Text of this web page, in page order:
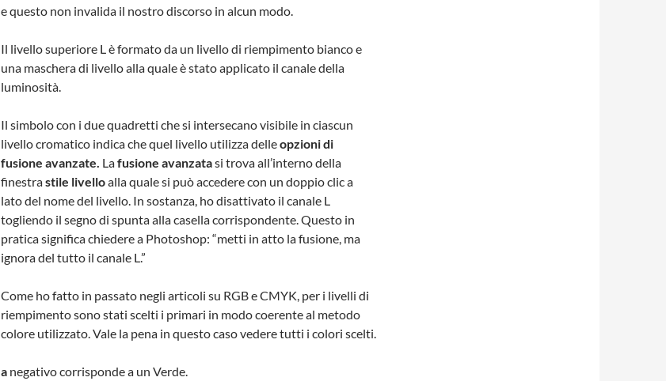
e questo non invalida il nostro discorso in alcun modo.
Il livello superiore L è formato da un livello di riempimento bianco e
una maschera di livello alla quale è stato applicato il canale della
luminosità.
Il simbolo con i due quadretti che si intersecano visibile in ciascun
livello cromatico indica che quel livello utilizza delleopzioni di
fusione avanzate. Lafusione avanzatasi trova all’interno della
finestrastile livelloalla quale si può accedere con un doppio clic a
lato del nome del livello. In sostanza, ho disattivato il canale L
togliendo il segno di spunta alla casella corrispondente. Questo in
pratica significa chiedere a Photoshop: “metti in atto la fusione, ma
ignora del tutto il canale L.”
Come ho fatto in passato negli articoli su RGB e CMYK, per i livelli di
riempimento sono stati scelti i primari in modo coerente al metodo
colore utilizzato. Vale la pena in questo caso vedere tutti i colori scelti.
a negativo corrisponde a un Verde.